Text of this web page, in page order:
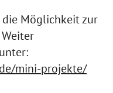
Möglichkeit zur
mini-projekte/